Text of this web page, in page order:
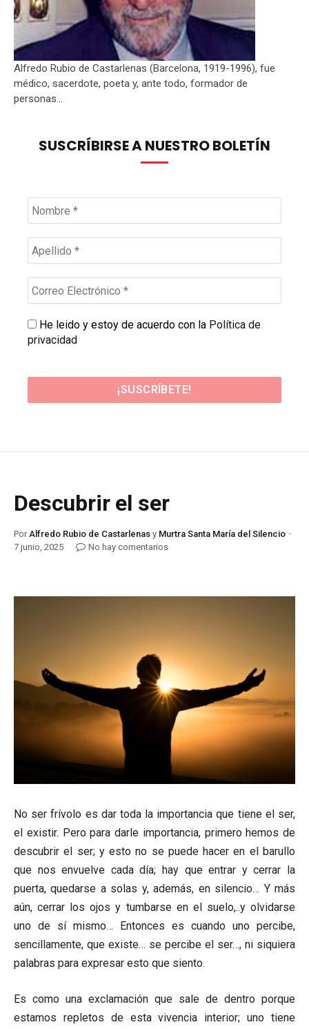
Alfredo Rubio de Castarlenas (Barcelona, 1919-1996), fue
médico, sacerdote, poeta y, ante todo, formador de
personas...
SUSCRÍBIRSE A NUESTRO BOLETÍN
He leido y estoy de acuerdo con la Política de
privacidad
Descubrir el ser
Por Alfredo Rubio de Castarlenas y Murtra Santa María del Silencio
7 junio, 2025
No hay comentarios
No ser frívolo es dar toda la importancia que tiene el ser,
el existir. Pero para darle importancia, primero hemos de
descubrir el ser; y esto no se puede hacer en el barullo
que nos envuelve cada día; hay que entrar y cerrar la
puerta, quedarse a solas y, además, en silencio… Y más
aún, cerrar los ojos y tumbarse en el suelo,..y olvidarse
uno de sí mismo… Entonces es cuando uno percibe,
sencillamente, que existe… se percibe el ser…, ni siquiera
palabras para expresar esto que siento.
Es como una exclamación que sale de dentro porque
estamos repletos de esta vivencia interior; uno tiene